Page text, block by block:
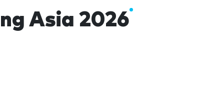
Asia 2026